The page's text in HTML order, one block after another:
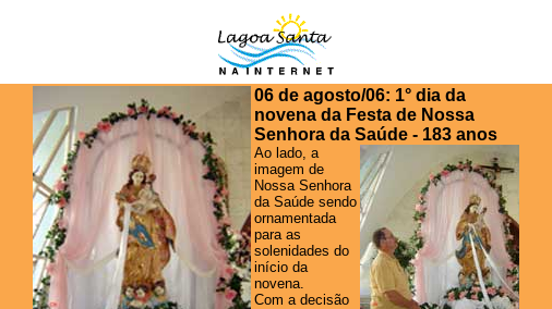
06 de agosto/06: 1° dia da
novena da Festa de Nossa
Senhora da Saúde - 183 anos
Ao lado, a
imagem de
Nossa Senhora
da Saúde sendo
ornamentada
para as
solenidades do
início da
novena.
Com a decisão